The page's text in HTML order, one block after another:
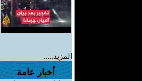
المزيد.....
أخبار عامة